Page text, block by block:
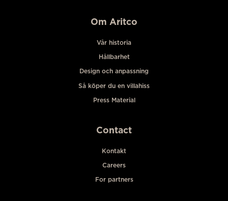
Om Aritco
Vår historia
Hållbarhet
Design och anpassning
Så köper du en villahiss
Press Material
Contact
Kontakt
Careers
For partners